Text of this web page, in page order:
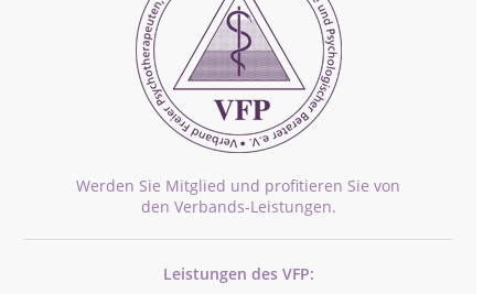
Werden Sie Mitglied und profitieren Sie von
den Verbands-Leistungen.
Leistungen des VFP: